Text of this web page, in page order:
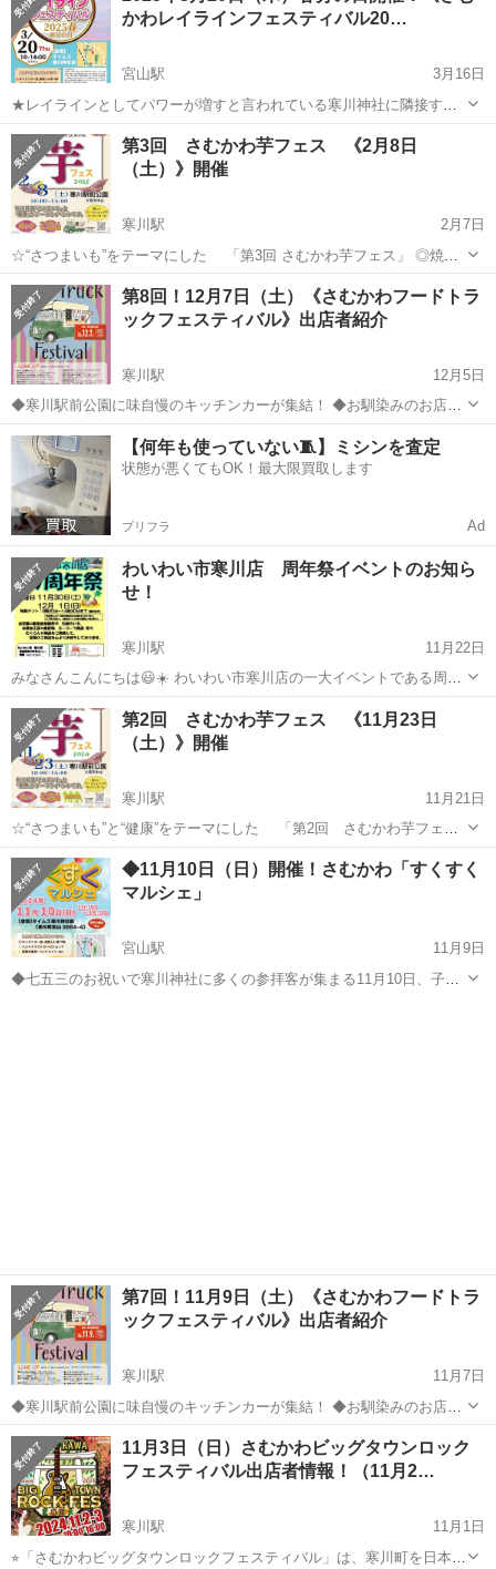
かわレイラインフェスティバル20…
宮山駅
3月16日
★レイラインとしてパワーが増すと言われている寒川神社に隣接する
大型駐車場「タイムズ寒川神社前」を会場に、キッチンカー他、美味
しい食べ物のお店やハンドクラフトワークショップ、素敵な雑貨・ハ
ンドメイドetc、みんなが楽しめるイベ...
神奈川 高座郡 宮山駅 地域/お祭り 春分の日
第3回 さむかわ芋フェス 《2月8日
（土）》開催
寒川駅
2月7日
☆“さつまいも”をテーマにした 「第3回 さむかわ芋フェス」 ◎焼き
芋をはじめ「サツマイモ」を使った食品販売などのショップも出店。
◎様々なフードを楽しめるキッチンカーも集結します。 ☆寒空に負け
ない、ワク...
神奈川 高座郡 寒川駅 地域/お祭り フェス
第8回！12月7日（土）《さむかわフードトラ
ックフェスティバル》出店者紹介
寒川駅
12月5日
◆寒川駅前公園に味自慢のキッチンカーが集結！ ◆お馴染みのお店、
お久しぶりのお店、寒川初登場のお店、どのお店も味自慢の美味しい
食べ物ばかり。 ◆今回より、屋台、お子様向けのワークショップなど
も参加。 ◆皆様のご来場をお...
神奈川 高座郡 寒川駅 地域/お祭り 焼き芋
【何年も使っていない🧵】ミシンを査定
状態が悪くてもOK！最大限買取します
プリフラ Ad
わいわい市寒川店 周年祭イベントのお知ら
せ！
寒川駅
11月22日
みなさんこんにちは😃☀️ わいわい市寒川店の一大イベントである周年
祭が今年もやってきました！！ 11月30日（土）、12月1日（日）の2日
間行います！！！！ ○11月30日（土）の出店業者 ・生産者に...
神奈川 高座郡 寒川駅 地域/お祭り めだか
第2回 さむかわ芋フェス 《11月23日
（土）》開催
寒川駅
11月21日
☆“さつまいも”と“健康”をテーマにした 「第2回 さむかわ芋フェ
ス」 ◎焼き芋をはじめ「サツマイモ」を使った食品販売、子どもから
大人まで楽しめるワークショップや体験会など、年末の楽しい一日を
寒川町民、寒川に訪れた...
神奈川 高座郡 寒川駅 地域/お祭り ジェラート
◆11月10日（日）開催！さむかわ「すくすく
マルシェ」
宮山駅
11月9日
◆七五三のお祝いで寒川神社に多くの参拝客が集まる11月10日、子ど
第7回！11月9日（土）《さむかわフードトラ
ックフェスティバル》出店者紹介
寒川駅
11月7日
◆寒川駅前公園に味自慢のキッチンカーが集結！ ◆お馴染みのお店、
お久しぶりのお店、寒川初登場のお店、どのお店も味自慢の美味しい
食べ物ばかり。 ◆今回より、屋台、お子様向けのワークショップなど
も参加。 ◆皆様のご来場をお...
神奈川 高座郡 寒川駅 地域/お祭り フードトラック
11月3日（日）さむかわビッグタウンロック
フェスティバル出店者情報！（11月2…
寒川駅
11月1日
⭐︎「さむかわビッグタウンロックフェスティバル」は、寒川町を⽇本⼀